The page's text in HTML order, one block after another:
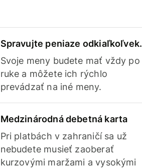
Spravujte peniaze odkiaľkoľvek.
Svoje meny budete mať vždy po
ruke a môžete ich rýchlo
prevádzať na iné meny.
Medzinárodná debetná karta
Pri platbách v zahraničí sa už
nebudete musieť zaoberať
kurzovými maržami a vysokými